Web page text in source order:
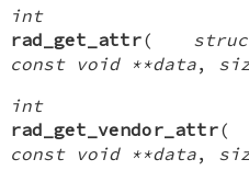
int
rad_get_attr(
const void **data,
int
rad_get_vendor_attr
const void **data,